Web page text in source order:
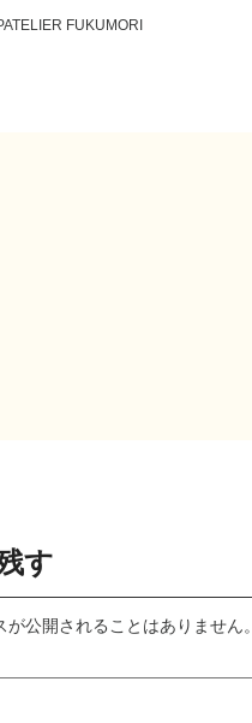
FUKUMORI
す
が公開されることはありません。